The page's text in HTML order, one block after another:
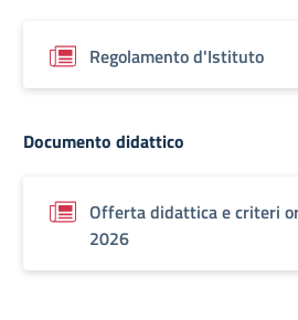
Regolamento d'Istituto
Documento didattico
Offerta didattica e criteri
2026